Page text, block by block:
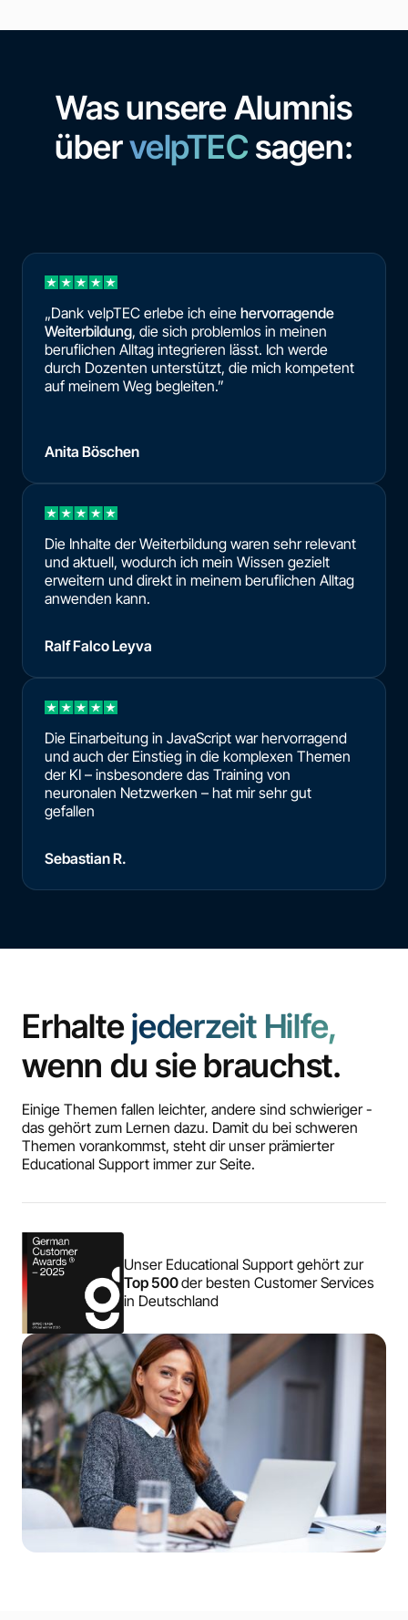
Was unsere Alumnis
übervelpTEC sagen:
„Dank velpTEC erlebe ich eine hervorragende
Weiterbildung, die sich problemlos in meinen
beruflichen Alltag integrieren lässt. Ich werde
durch Dozenten unterstützt, die mich kompetent
auf meinem Weg begleiten.”
Anita Böschen
Die Inhalte der Weiterbildung waren sehr relevant
und aktuell, wodurch ich mein Wissen gezielt
erweitern und direkt in meinem beruflichen Alltag
anwenden kann.
Ralf Falco Leyva
Die Einarbeitung in JavaScript war hervorragend
und auch der Einstieg in die komplexen Themen
der KI – insbesondere das Training von
neuronalen Netzwerken – hat mir sehr gut
gefallen
Sebastian R.
Erhaltejederzeit Hilfe,
wenn du sie brauchst.
Einige Themen fallen leichter, andere sind schwieriger -
das gehört zum Lernen dazu. Damit du bei schweren
Themen vorankommst, steht dir unser prämierter
Educational Support immer zur Seite.
Unser Educational Support gehört zur
Top 500der besten Customer Services
in Deutschland